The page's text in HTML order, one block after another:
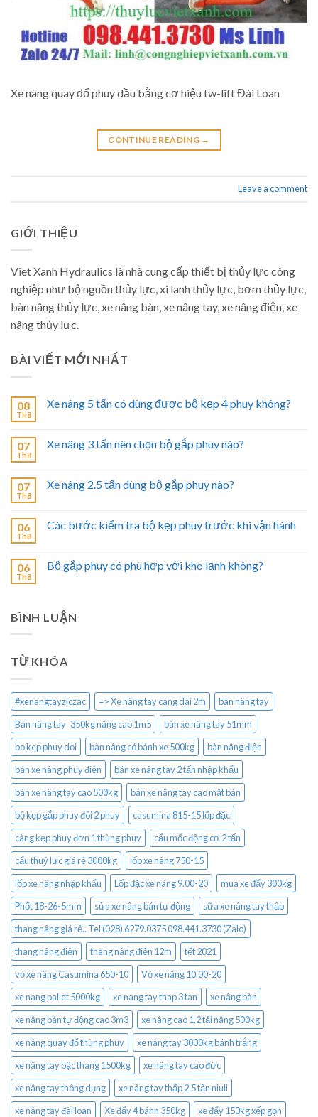
Xe nâng quay đổ phuy dầu bằng cơ hiệu tw-lift Đài Loan
CONTINUE READING →
Leave a comment
GIỚI THIỆU
Viet Xanh Hydraulics là nhà cung cấp thiết bị thủy lực công
nghiệp như bộ nguồn thủy lực, xi lanh thủy lực, bơm thủy lực,
bàn nâng thủy lực, xe nâng bàn, xe nâng tay, xe nâng điện, xe
nâng thủy lực.
BÀI VIẾT MỚI NHẤT
08
Th8
Xe nâng 5 tấn có dùng được bộ kẹp 4 phuy không?
07
Th8
Xe nâng 3 tấn nên chọn bộ gắp phuy nào?
07
Th8
Xe nâng 2.5 tấn dùng bộ gắp phuy nào?
06
Th8
Các bước kiểm tra bộ kẹp phuy trước khi vận hành
06
Th8
Bộ gắp phuy có phù hợp với kho lạnh không?
BÌNH LUẬN
TỪ KHÓA
#xenangtayziczac => Xe nâng tay càng dài 2m
bàn nâng tay
Bàn nâng tay 350kg nâng cao 1m5
bán xe nâng tay 51mm
bo kep phuy doi
bàn nâng có bánh xe 500kg
bàn nâng điện
bán xe nâng phuy điện
bán xe nâng tay 2 tấn nhập khẩu
bán xe nâng tay cao 500kg
bán xe nâng tay cao mặt bàn
bộ kẹp gắp phuy đôi 2 phuy
casumina 815-15 lốp đặc
càng kẹp phuy đơn 1 thùng phuy
cẩu mốc động cơ 2 tấn
cẩu thuỷ lực giá rẻ 3000kg
lốp xe nâng 750-15
lốp xe nâng nhập khẩu
Lốp đặc xe nâng 9.00-20
mua xe đẩy 300kg
Phốt 18-26-5mm
sửa xe nâng bán tự động
sữa xe nâng tay thấp
thang nâng giá rẻ.. Tel (028) 6279.0375 098.441.3730 (Zalo)
thang nâng điện
thang nâng điện 12m
tết 2021
vỏ xe nâng Casumina 650-10
Vỏ xe nâng 10.00-20
xe nang pallet 5000kg
xe nang tay thap 3 tan
xe nâng bàn
xe nâng bán tự động cao 3m3
xe nâng cao 1.2 tải nâng 500kg
xe nâng quay đổ thùng phuy
xe nâng tay 3000kg bánh trắng
xe nâng tay bậc thang 1500kg
xe nâng tay cao đức
xe nâng tay thông dụng
xe nâng tay thấp 2.5 tấn niuli
xe nâng tay đài loan
Xe đẩy 4 bánh 350kg
xe đẩy 150kg xếp gọn